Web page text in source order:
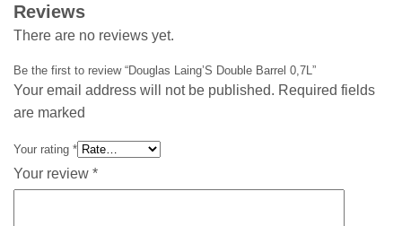
Reviews
There are no reviews yet.
Be the first to review “Douglas Laing’S Double Barrel 0,7L”
Your email address will not be published. Required fields
are marked
Your rating *
Your review *